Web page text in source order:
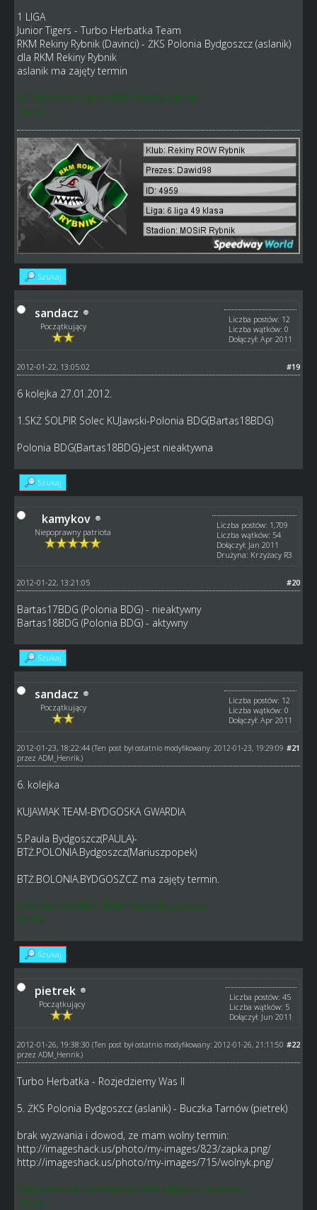
1 LIGA
Junior Tigers - Turbo Herbatka Team
RKM Rekiny Rybnik (Davinci) - ŻKS Polonia Bydgoszcz (aslanik)
dla RKM Rekiny Rybnik
aslanik ma zajęty termin
WO dla Junior Tigers (RKM Rekiny Rybnik)
Henrik
Szukaj
sandacz
Początkujący
Liczba postów: 12
Liczba wątków: 0
Dołączył: Apr 2011
#19
2012-01-22, 13:05:02
6 kolejka 27.01.2012.
1.SKŻ SOLPIR Solec KUJawski-Polonia BDG(Bartas18BDG)
Polonia BDG(Bartas18BDG)-jest nieaktywna
Szukaj
kamykov
Niepoprawny patriota
Liczba postów: 1,709
Liczba wątków: 54
Dołączył: Jan 2011
Drużyna: Krzyżacy R3
#20
2012-01-22, 13:21:05
Bartas17BDG (Polonia BDG) - nieaktywny
Bartas18BDG (Polonia BDG) - aktywny
Szukaj
sandacz
Początkujący
Liczba postów: 12
Liczba wątków: 0
Dołączył: Apr 2011
#21
2012-01-23, 18:22:44 (Ten post był ostatnio modyfikowany: 2012-01-23, 19:29:09
przez ADM_Henrik.)
6. kolejka
KUJAWIAK TEAM-BYDGOSKA GWARDIA
5.Paula Bydgoszcz(PAULA)-
BTŻ.POLONIA.Bydgoszcz(Mariuszpopek)
BTŻ.BOLONIA.BYDGOSZCZ ma zajęty termin.
W.O dla KUJAWIAK TEAM (Paula Bydgoszcz)
Henrik
Szukaj
pietrek
Początkujący
Liczba postów: 45
Liczba wątków: 5
Dołączył: Jun 2011
#22
2012-01-26, 19:38:30 (Ten post był ostatnio modyfikowany: 2012-01-26, 21:11:50
przez ADM_Henrik.)
Turbo Herbatka - Rozjedziemy Was II
5. ŻKS Polonia Bydgoszcz (aslanik) - Buczka Tarnów (pietrek)
brak wyzwania i dowod, ze mam wolny termin:
http://imageshack.us/photo/my-images/823/zapka.png/
http://imageshack.us/photo/my-images/715/wolnyk.png/
Walkower dla Rozjedziemy Was II (Buczka Tarnów)
Henrik